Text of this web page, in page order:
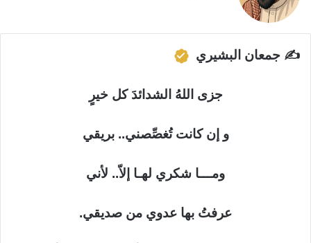
✍️ جمعان البشيري
جزى اللهُ الشدائدَ كل خيرٍ
و إن كانت تُغصِّصني.. بريقي
ومـــا شكري لهـا إلاّ.. لأني
عرفتُ بها عدوي من صديقي.